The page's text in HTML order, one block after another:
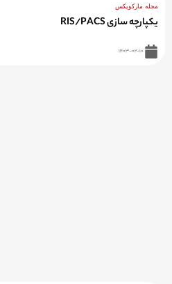
مجله مارکوپکس
یکپارچه سازی RIS/PACS